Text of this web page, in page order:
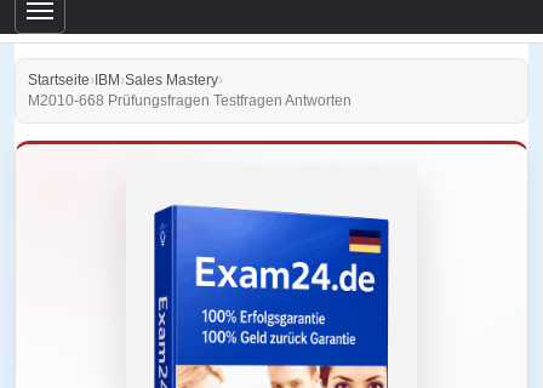
Startseite› IBM ›Sales Mastery›
M2010-668 Prüfungsfragen Testfragen Antworten